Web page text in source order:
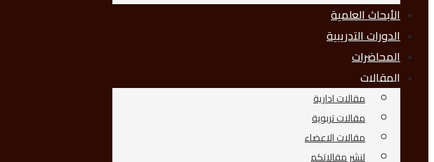
الأبحاث العلمية
الدورات التدريبية
المحاضرات
المقالات
مقالات ادارية
مقالات تربوية
مقالات الاعضاء
لنشر مقالاتكم